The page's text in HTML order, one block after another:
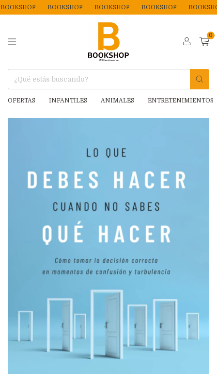
BOOKSHOP BOOKSHOP BOOKSHOP BOOKSHOP
0
OFERTAS INFANTILES ANIMALES ENTRETENIMIENTOS